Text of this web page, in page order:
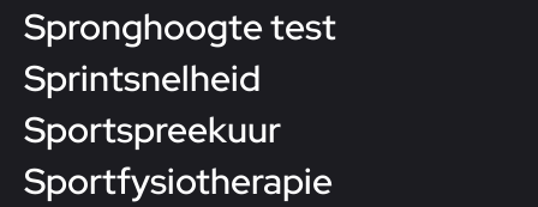
Spronghoogte test
Sprintsnelheid
Sportspreekuur
Sportfysiotherapie